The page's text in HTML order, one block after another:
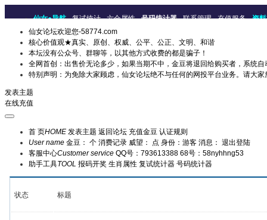
仙女●导航 复试统计 六合属性 号码统计器 联系管理 充值服务
资
仙女论坛欢迎您-58774.com
核心价值观★真实、原创、权威、公平、公正、文明、和谐
本坛没有公众号、群聊等，以其他方式收费的都是骗子！
全网首创：出售价无论多少，如果当期不中，金豆将退回给购买者，系统自
特别声明：为免除大家顾虑，仙女论坛绝不与任何的网投平台业务。请大家
发表主题
在线充值
首 页HOME 发表主题 返回论坛 充值金豆 认证规则
User name 金豆： 个 消费记录 威望： 点 身份：游客 消息： 退出登陆
客服中心Customer service QQ号：793613388 68号：58nyhhng53
助手工具TOOL 报码开奖 生肖属性 复试统计器 号码统计器
状态 标题